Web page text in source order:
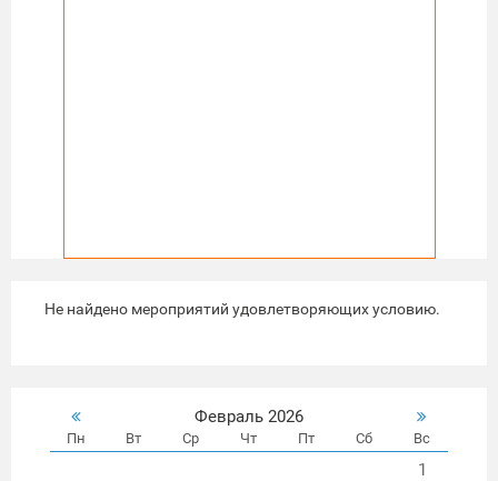
Не найдено мероприятий удовлетворяющих условию.
Февраль 2026
Пн Вт Ср Чт Пт Сб Вс
1